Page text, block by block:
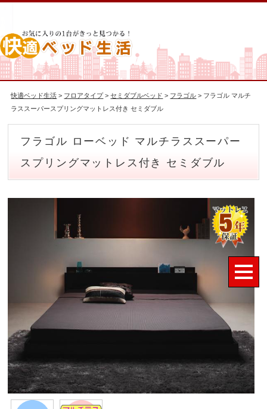
快適ベッド生活 > フロアタイプ >セミダブルベッド > フラゴル > フラゴル マルチ
ラススーパースプリングマットレス付き セミダブル
フラゴル ローベッド マルチラススーパー
スプリングマットレス付き セミダブル